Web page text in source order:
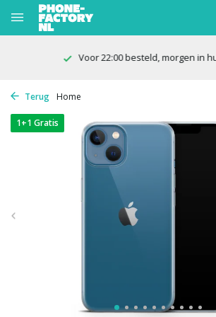
100 dagen bedenktijd
Terug Home
1+1 Gratis